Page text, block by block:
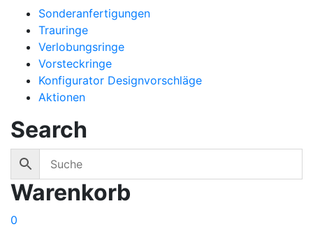
Sonderanfertigungen
Trauringe
Verlobungsringe
Vorsteckringe
Konfigurator Designvorschläge
Aktionen
Search
Warenkorb
0